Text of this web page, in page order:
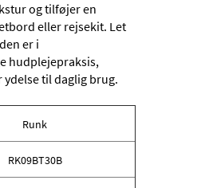
og tilføjer en
eller rejsekit. Let
er i
hudplejepraksis,
til daglig brug.
Runk
RK09BT30B